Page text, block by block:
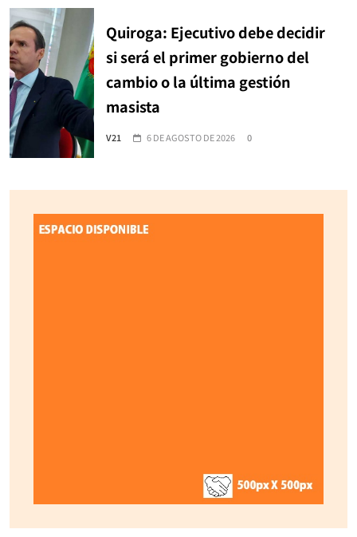
Quiroga: Ejecutivo debe decidir
si será el primer gobierno del
cambio o la última gestión
masista
V21 6 DE AGOSTO DE 2026 0